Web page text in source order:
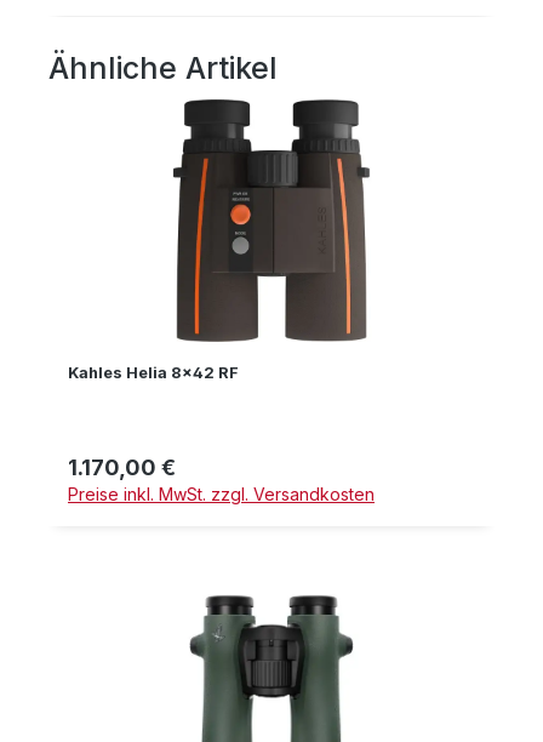
Produktgalerie überspringen
Ähnliche Artikel
Kahles Helia 8x42 RF
Regulärer Preis:
1.170,00 €
Preise inkl. MwSt. zzgl. Versandkosten